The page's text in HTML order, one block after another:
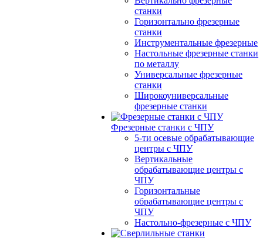
станки
Горизонтально фрезерные
станки
Инструментальные фрезерные
Настольные фрезерные станки
по металлу
Универсальные фрезерные
станки
Широкоуниверсальные
фрезерные станки
Фрезерные станки с ЧПУ
5-ти осевые обрабатывающие
центры с ЧПУ
Вертикальные
обрабатывающие центры с
ЧПУ
Горизонтальные
обрабатывающие центры с
ЧПУ
Настольно-фрезерные с ЧПУ